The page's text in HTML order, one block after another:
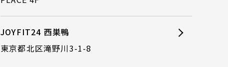
JOYFIT24 西巣鴨
東京都北区滝野川3-1-8